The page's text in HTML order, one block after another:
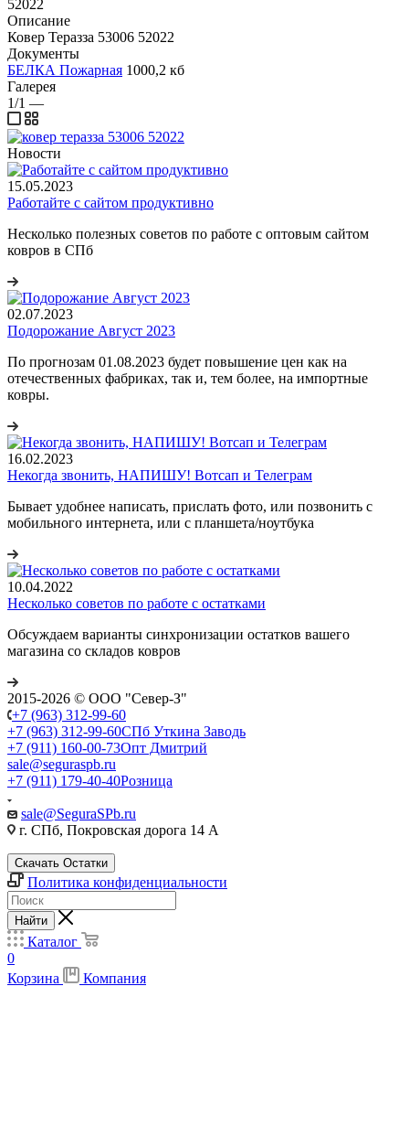
52022
Описание
Ковер Теразза 53006 52022
Документы
БЕЛКА Пожарная 1000,2 кб
Галерея
1/1 —
Новости
15.05.2023
Работайте с сайтом продуктивно
Несколько полезных советов по работе с оптовым сайтом
ковров в СПб
02.07.2023
Подорожание Август 2023
По прогнозам 01.08.2023 будет повышение цен как на
отечественных фабриках, так и, тем более, на импортные
ковры.
16.02.2023
Некогда звонить, НАПИШУ! Вотсап и Телеграм
Бывает удобнее написать, прислать фото, или позвонить с
мобильного интернета, или с планшета/ноутбука
10.04.2022
Несколько советов по работе с остатками
Обсуждаем варианты синхронизации остатков вашего
магазина со складов ковров
2015-2026 © ООО "Север-З"
+7 (963) 312-99-60
+7 (963) 312-99-60СПб Уткина Заводь
+7 (911) 160-00-73Опт Дмитрий
sale@seguraspb.ru
+7 (911) 179-40-40Розница
sale@SeguraSPb.ru
г. СПб, Покровская дорога 14 А
Скачать Остатки
Политика конфиденциальности
Найти
Каталог
0
Корзина
Компания